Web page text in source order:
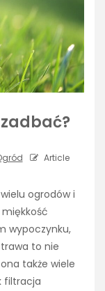
Article
ogrodów i
wypoczynku,
to nie
także wiele
filtracja